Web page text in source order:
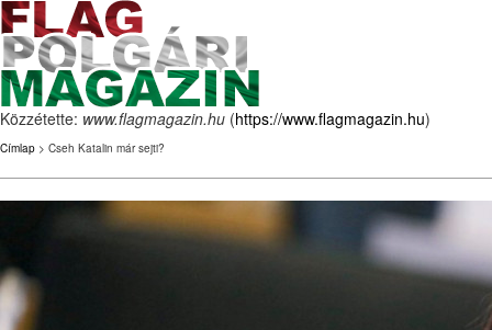
Közzétette: www.flagmagazin.hu (https://www.flagmagazin.hu)
Címlap > Cseh Katalin már sejti?